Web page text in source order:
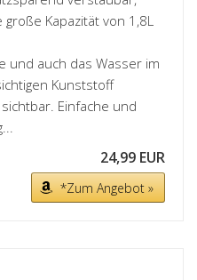
Kapazität von 1,8L
und auch das Wasser im
Kunststoff
Einfache und
24,99 EUR
*Zum Angebot »